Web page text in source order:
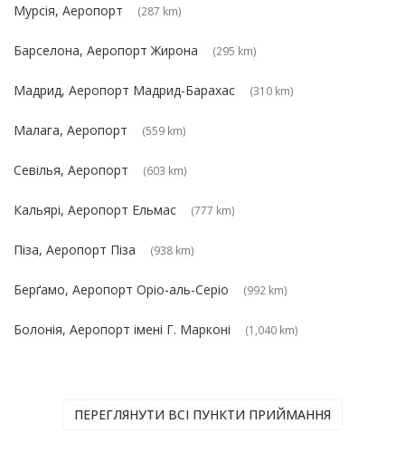
Мурсія, Аеропорт (287 km)
Барселона, Аеропорт Жирона (295 km)
Мадрид, Аеропорт Мадрид-Барахас (310 km)
Малага, Аеропорт (559 km)
Севілья, Аеропорт (603 km)
Кальярі, Аеропорт Ельмас (777 km)
Піза, Аеропорт Піза (938 km)
Берґамо, Аеропорт Оріо-аль-Серіо (992 km)
Болонія, Аеропорт імені Г. Марконі (1,040 km)
ПЕРЕГЛЯНУТИ ВСІ ПУНКТИ ПРИЙМАННЯ